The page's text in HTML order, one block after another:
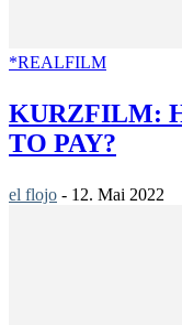
*REALFILM
KURZFILM:
TO PAY?
el flojo - 12. Mai 2022